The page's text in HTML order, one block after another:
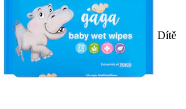
Dítě